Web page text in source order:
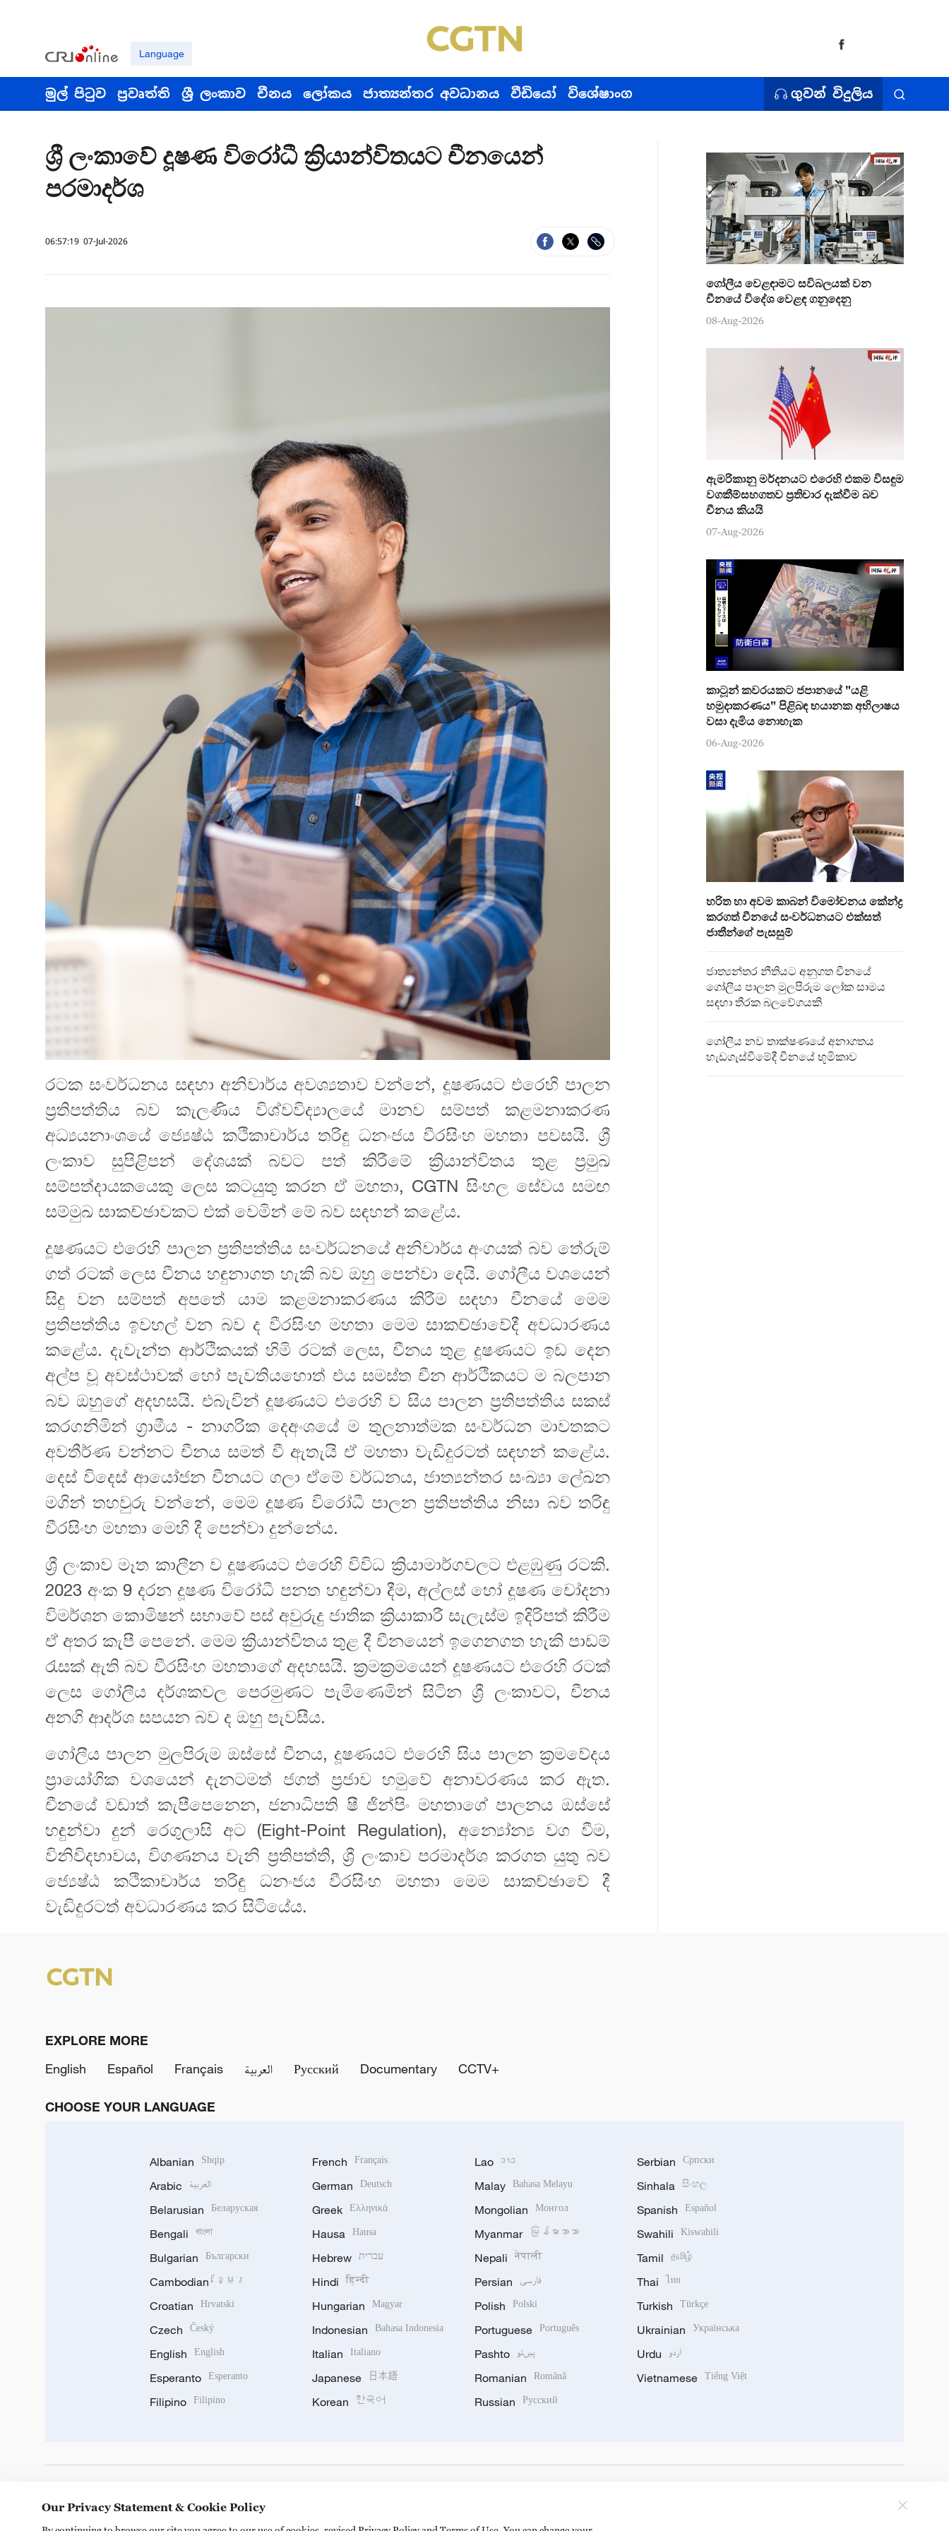
Language
මුල් පිටුව ප්‍රවෘත්ති ශ්‍රී ලංකාව චීනය ලෝකය ජාත්‍යන්තර අවධානය වීඩියෝ විශේෂාංග ගුවන් විදුලිය
ශ්‍රී ලංකාවේ දූෂණ විරෝධී ක්‍රියාන්විතයට චීනයෙන්
පරමාදර්ශ
06:57:19 07-Jul-2026
රටක සංවර්ධනය සඳහා අනිවාර්ය අවශ්‍යතාව වන්නේ, දූෂණයට එරෙහි පාලන
ප්‍රතිපත්තිය බව කැලණිය විශ්වවිද්‍යාලයේ මානව සම්පත් කළමනාකරණ
අධ්‍යයනාංශයේ ජ්‍යෙෂ්ඨ කථිකාචාර්ය තරිඳු ධනංජය වීරසිංහ මහතා පවසයි. ශ්‍රී
ලංකාව සුපිළිපන් දේශයක් බවට පත් කිරීමේ ක්‍රියාන්විතය තුළ ප්‍රමුඛ
සම්පත්දායකයෙකු ලෙස කටයුතු කරන ඒ මහතා, CGTN සිංහල සේවය සමඟ
සම්මුඛ සාකච්ඡාවකට එක් වෙමින් මේ බව සඳහන් කළේය.
දූෂණයට එරෙහි පාලන ප්‍රතිපත්තිය සංවර්ධනයේ අනිවාර්ය අංගයක් බව තේරුම්
ගත් රටක් ලෙස චීනය හඳුනාගත හැකි බව ඔහු පෙන්වා දෙයි. ගෝලීය වශයෙන්
සිදු වන සම්පත් අපතේ යාම කළමනාකරණය කිරීම සඳහා චීනයේ මෙම
ප්‍රතිපත්තිය ඉවහල් වන බව ද වීරසිංහ මහතා මෙම සාකච්ඡාවේදී අවධාරණය
කළේය. දැවැන්ත ආර්ථිකයක් හිමි රටක් ලෙස, චීනය තුළ දූෂණයට ඉඩ දෙන
අල්ප වූ අවස්ථාවක් හෝ පැවතියහොත් එය සමස්ත චීන ආර්ථිකයට ම බලපාන
බව ඔහුගේ අදහසයි. එබැවින් දූෂණයට එරෙහි ව සිය පාලන ප්‍රතිපත්තිය සකස්
කරගනිමින් ග්‍රාමීය - නාගරික දෙඅංශයේ ම තුලනාත්මක සංවර්ධන මාවතකට
අවතීර්ණ වන්නට චීනය සමත් වී ඇතැයි ඒ මහතා වැඩිදුරටත් සඳහන් කළේය.
දෙස් විදෙස් ආයෝජන චීනයට ගලා ඒමේ වර්ධනය, ජාත්‍යන්තර සංඛ්‍යා ලේඛන
මගින් තහවුරු වන්නේ, මෙම දූෂණ විරෝධී පාලන ප්‍රතිපත්තිය නිසා බව තරිඳු
වීරසිංහ මහතා මෙහි දී පෙන්වා දුන්නේය.
ශ්‍රී ලංකාව මෑත කාලීන ව දූෂණයට එරෙහි විවිධ ක්‍රියාමාර්ගවලට එළඹුණු රටකි.
2023 අංක 9 දරන දූෂණ විරෝධී පනත හඳුන්වා දීම, අල්ලස් හෝ දූෂණ චෝදනා
විමර්ශන කොමිෂන් සභාවේ පස් අවුරුදු ජාතික ක්‍රියාකාරී සැලැස්ම ඉදිරිපත් කිරීම
ඒ අතර කැපී පෙනේ. මෙම ක්‍රියාන්විතය තුළ දී චීනයෙන් ඉගෙනගත හැකි පාඩම්
රැසක් ඇති බව වීරසිංහ මහතාගේ අදහසයි. ක්‍රමක්‍රමයෙන් දූෂණයට එරෙහි රටක්
ලෙස ගෝලීය දර්ශකවල පෙරමුණට පැමිණෙමින් සිටින ශ්‍රී ලංකාවට, චීනය
අනගි ආදර්ශ සපයන බව ද ඔහු පැවසීය.
ගෝලීය පාලන මුලපිරුම ඔස්සේ චීනය, දූෂණයට එරෙහි සිය පාලන ක්‍රමවේදය
ප්‍රායෝගික වශයෙන් දැනටමත් ජගත් ප්‍රජාව හමුවේ අනාවරණය කර ඇත.
චීනයේ වඩාත් කැපීපෙනෙන, ජනාධිපති ෂී ජින්පිං මහතාගේ පාලනය ඔස්සේ
හඳුන්වා දුන් රෙගුලාසි අට (Eight-Point Regulation), අන්‍යෝන්‍ය වග වීම,
විනිවිදභාවය, විගණනය වැනි ප්‍රතිපත්ති, ශ්‍රී ලංකාව පරමාදර්ශ කරගත යුතු බව
ජ්‍යෙෂ්ඨ කථිකාචාර්ය තරිඳු ධනංජය වීරසිංහ මහතා මෙම සාකච්ඡාවේ දී
වැඩිදුරටත් අවධාරණය කර සිටියේය.
ගෝලීය වෙළඳාමට සවිබලයක් වන
චීනයේ විදේශ වෙළඳ ගනුදෙනු
08-Aug-2026
ඇමරිකානු මර්දනයට එරෙහි එකම විසඳුම
වගකීම්සහගතව ප්‍රතිචාර දැක්වීම බව
චීනය කියයි
07-Aug-2026
කාටූන් කවරයකට ජපානයේ "යළි
හමුදාකරණය" පිළිබඳ භයානක අභිලාෂය
වසා දැමිය නොහැක
06-Aug-2026
හරිත හා අවම කාබන් විමෝචනය කේන්ද්‍ර
කරගත් චීනයේ සංවර්ධනයට එක්සත්
ජාතීන්ගේ පැසසුම්
ජාත්‍යන්තර නීතියට අනුගත චීනයේ
ගෝලීය පාලන මුලපිරුම ලෝක සාමය
සඳහා තීරක බලවේගයකි
ගෝලීය නව තාක්ෂණයේ අනාගතය
හැඩගැස්වීමේදී චීනයේ භූමිකාව
EXPLORE MORE
English
Español Français العربية Русский Documentary CCTV+
CHOOSE YOUR LANGUAGE
Albanian Shqip
Arabic العربية
Belarusian Беларуская
Bengali বাংলা
Bulgarian Български
Cambodian ខ្មែរ
Croatian Hrvatski
Czech Český
English English
Esperanto Esperanto
Filipino Filipino
French Français
German Deutsch
Greek Ελληνικά
Hausa Hausa
Hebrew עברית
Hindi हिन्दी
Hungarian Magyar
Indonesian Bahasa Indonesia
Italian Italiano
Japanese 日本語
Korean 한국어
Lao ລາວ
Malay Bahasa Melayu
Mongolian Монгол
Myanmar မြန်မာဘာသာ
Nepali नेपाली
Persian فارسی
Polish Polski
Portuguese Português
Pashto پښتو
Romanian Română
Russian Русский
Serbian Српски
Sinhala සිංහල
Spanish Español
Swahili Kiswahili
Tamil தமிழ்
Thai ไทย
Turkish Türkçe
Ukrainian Українська
Urdu اردو
Vietnamese Tiếng Việt
Our Privacy Statement & Cookie Policy